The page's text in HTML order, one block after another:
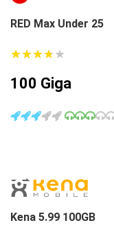
RED Max Under 25
★★★★★
★★★★★
100 Giga
Kena 5.99 100GB